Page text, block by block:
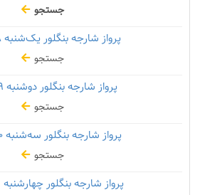
جستجو
پرواز شارجه بنگلور یک‌شنبه۸ شهریور
جستجو
پرواز شارجه بنگلور دوشنبه
جستجو
پرواز شارجه بنگلور سه‌شنبه۱۰ شهریور
جستجو
پرواز شارجه بنگلور چهارشنبه